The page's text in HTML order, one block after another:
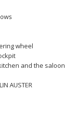
wheel
and the saloon
AUSTER